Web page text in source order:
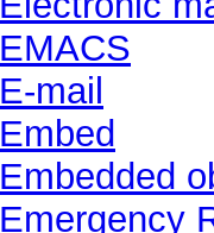
EMACS
E-mail
Embed
Embedded
Emergency